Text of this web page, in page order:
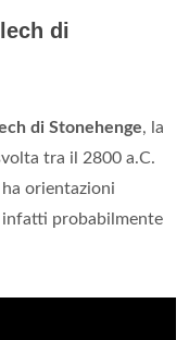
di
di Stonehenge, la
tra il 2800 a.C.
orientazioni
probabilmente